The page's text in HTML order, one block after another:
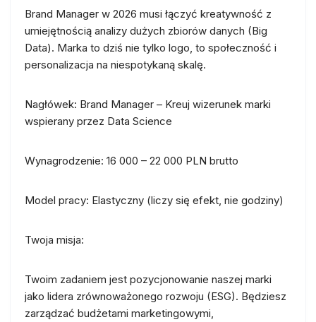
Brand Manager w 2026 musi łączyć kreatywność z
umiejętnością analizy dużych zbiorów danych (Big
Data). Marka to dziś nie tylko logo, to społeczność i
personalizacja na niespotykaną skalę.
Nagłówek: Brand Manager – Kreuj wizerunek marki
wspierany przez Data Science
Wynagrodzenie: 16 000 – 22 000 PLN brutto
Model pracy: Elastyczny (liczy się efekt, nie godziny)
Twoja misja:
Twoim zadaniem jest pozycjonowanie naszej marki
jako lidera zrównoważonego rozwoju (ESG). Będziesz
zarządzać budżetami marketingowymi,